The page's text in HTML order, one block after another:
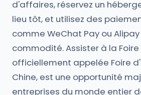
d'affaires, réservez un
lieu tôt, et utilisez des
comme WeChat Pay ou
commodité. Assister à la
officiellement appelée Foire
Chine, est une opportunité
entreprises du monde entier